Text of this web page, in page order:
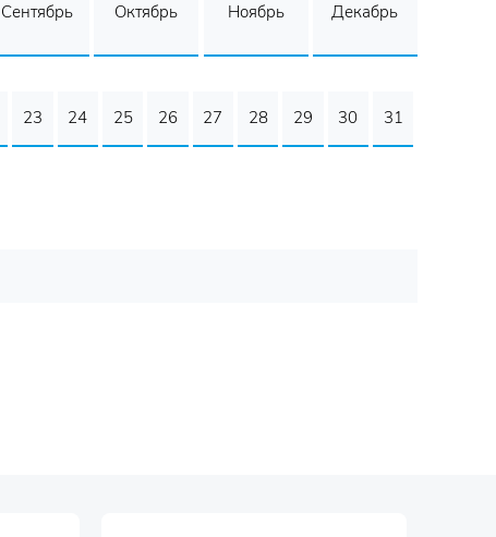
Сентябрь Октябрь Ноябрь Декабрь
23 24 25 26 27 28 29 30 31